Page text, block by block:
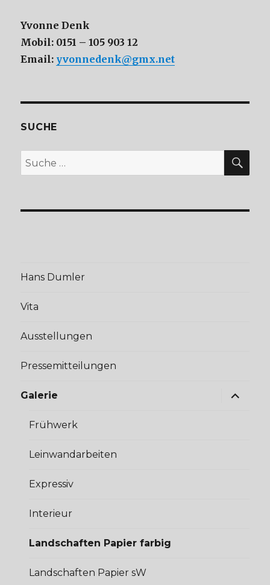
Yvonne Denk
Mobil: 0151 – 105 903 12
Email: yvonnedenk@gmx.net
SUCHE
Suche
nach:
Hans Dumler
Vita
Ausstellungen
Pressemitteilungen
Galerie
Frühwerk
Leinwandarbeiten
Expressiv
Interieur
Landschaften Papier farbig
Landschaften Papier sW